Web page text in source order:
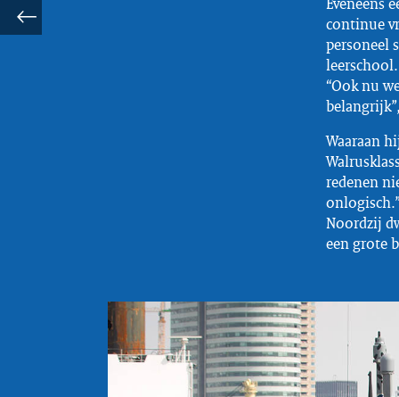
continue
personeel
“Ook nu
Waaraan
redenen
Noordzij
een grote